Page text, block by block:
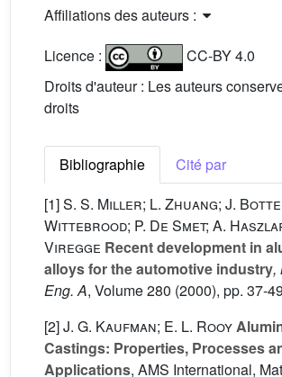
Affiliations des auteurs :
Licence :
CC-BY 4.0
Droits d'auteur : Les auteurs
droits
Bibliographie
Cité par
[1]S. S. Miller; L. Zhuang; J.
Wittebrood; P. De Smet; A.
Viregge Recent development in
alloys for the automotive industry,
Eng. A, Volume 280 (2000), pp. 37-
[2]J. G. Kaufman; E. L. Rooy
Castings: Properties, Processes
Applications, AMS International,